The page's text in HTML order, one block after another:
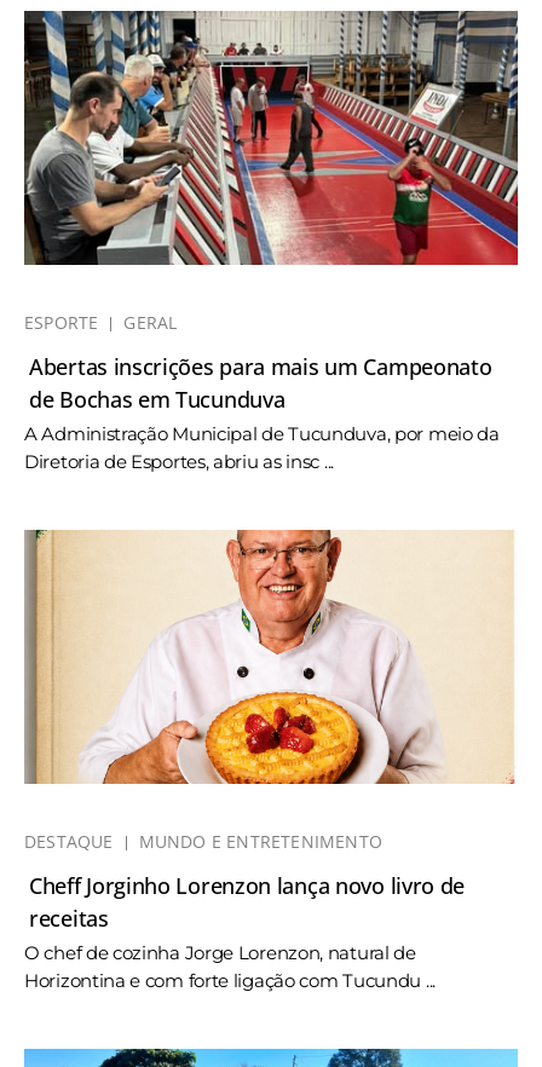
ESPORTE GERAL
Abertas inscrições para mais um Campeonato
de Bochas em Tucunduva
A Administração Municipal de Tucunduva, por meio da
Diretoria de Esportes, abriu as insc ...
DESTAQUE MUNDO E ENTRETENIMENTO
Cheff Jorginho Lorenzon lança novo livro de
receitas
O chef de cozinha Jorge Lorenzon, natural de
Horizontina e com forte ligação com Tucundu ...